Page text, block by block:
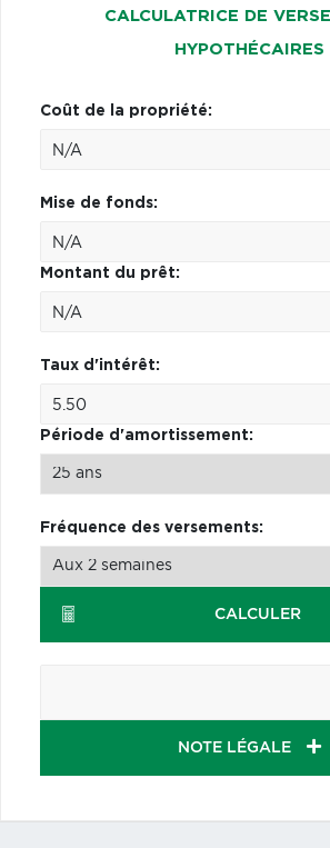
CALCULATRICE DE
HYPOTHÉCAIRES
Coût de la propriété:
Mise de fonds:
Montant du prêt:
Taux d'intérêt:
Période d'amortissement:
Fréquence des versements:
CALCULER
NOTE LÉGALE